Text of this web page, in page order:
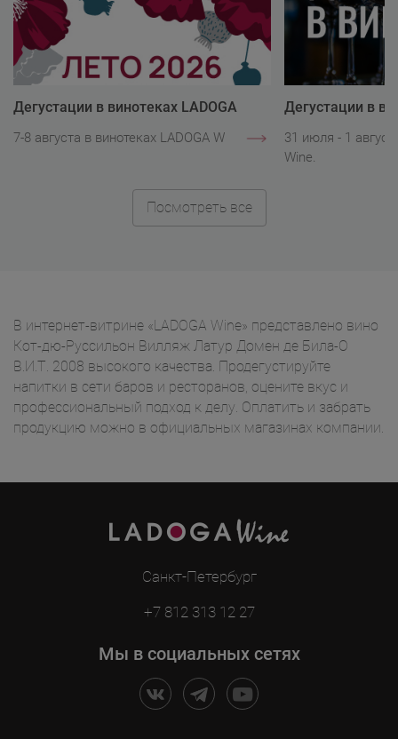
Дегустации в винотеках LADOGA
7-8 августа в винотеках LADOGA Wine.
Дегустации в
31 июля - 1
Wine.
Посмотреть все
В интернет-витрине «LADOGA Wine» представлено вино
Кот-дю-Руссильон Вилляж Латур Домен де Била-О
В.И.Т. 2008 высокого качества. Продегустируйте
напитки в сети баров и ресторанов, оцените вкус и
профессиональный подход к делу. Оплатить и забрать
продукцию можно в официальных магазинах компании.
Санкт-Петербург
+7 812 313 12 27
Мы в социальных сетях